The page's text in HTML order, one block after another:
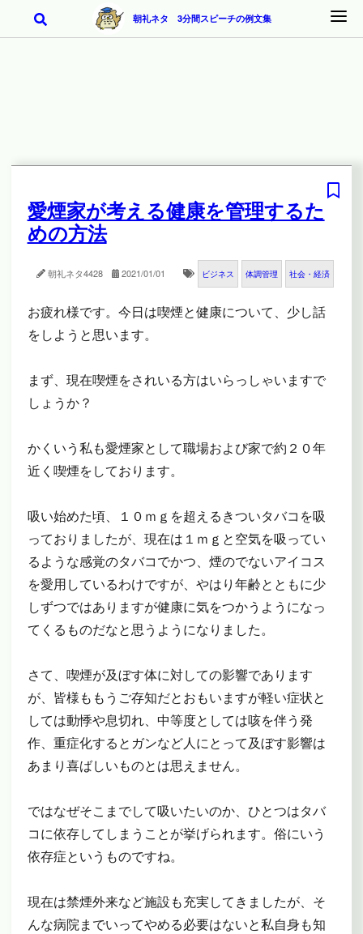
朝礼ネタ 3分間スピーチの例文集
愛煙家が考える健康を管理するた
めの方法
朝礼ネタ4428 2021/01/01 ビジネス 体調管理 社会・経済
お疲れ様です。今日は喫煙と健康について、少し話
をしようと思います。
まず、現在喫煙をされいる方はいらっしゃいますで
しょうか？
かくいう私も愛煙家として職場および家で約２０年
近く喫煙をしております。
吸い始めた頃、１０ｍｇを超えるきついタバコを吸
っておりましたが、現在は１ｍｇと空気を吸ってい
るような感覚のタバコでかつ、煙のでないアイコス
を愛用しているわけですが、やはり年齢とともに少
しずつではありますが健康に気をつかうようになっ
てくるものだなと思うようになりました。
さて、喫煙が及ぼす体に対しての影響であります
が、皆様ももうご存知だとおもいますが軽い症状と
しては動悸や息切れ、中等度としては咳を伴う発
作、重症化するとガンなど人にとって及ぼす影響は
あまり喜ばしいものとは思えません。
ではなぜそこまでして吸いたいのか、ひとつはタバ
コに依存してしまうことが挙げられます。俗にいう
依存症というものですね。
現在は禁煙外来など施設も充実してきましたが、そ
んな病院までいってやめる必要はないと私自身も知